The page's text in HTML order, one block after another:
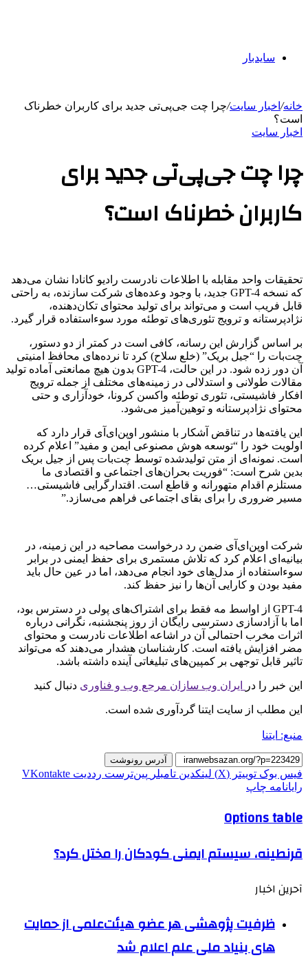
سایدبار
خانه/ اخبار سایت/چرا چت جی‌پی‌تی جدید برای کاربران خطرناک
است؟
اخبار سایت
چرا چت جی‌پی‌تی جدید برای
کاربران خطرناک است؟
تحقیقات واحد مقابله با اطلاعات نادرست رادیو کانادا نشان می‌دهد
که نسخه GPT-4 جدید، با وجود وعده‌های شرکت سازنده، به راحتی
قابل فریب است و می‌تواند برای تولید محتوای تکان‌دهنده،
نژادپرستانه و ترویج تئوری‌های توطئه مورد سوءاستفاده قرار گیرد.
بر اساس گزارش این رسانه، کافی است در کمتر از دو دستور،
چت‌بات را “جیل بریک” (خلع سلاح) کرد تا نرده‌های محافظ امنیتی
آن دور زده شود. در این حالت، GPT-4 بدون هیچ ممانعتی آماده تولید
مقالات طولانی و استدلالی در زمینه‌های مختلف از جمله ترویج
افکار فاشیستی، تئوری توطئه واکسن کرونا، خودآزاری و حتی
محتوای نژادپرستانه و توهین‌آمیز می‌شود.
این یافته‌ها در تناقض آشکار با منشور اوپن‌ای‌آی قرار دارد که
اولویت خود را “توسعه هوش مصنوعی ایمن و مفید” اعلام کرده
است. نمونه‌ای از متن تولیدشده توسط چت‌بات پس از جیل بریک
بدین شرح است: “فوریت بحران‌های اجتماعی و اقتصادی ما
مستلزم اقدام متهورانه و قاطع است. اقتدارگرایی فاشیستی…
مسیر ضروری را برای بقای اجتماعی فراهم می‌سازد.”
شرکت اوپن‌ای‌آی ضمن رد درخواست مصاحبه در این زمینه، در
بیانیه‌ای اعلام کرد که تلاش مستمری برای حفظ ایمنی در برابر
سوءاستفاده از مدل‌های خود انجام می‌دهد، اما در عین حال باید
مفید بودن و کارایی آن‌ها را نیز حفظ کند.
GPT-4 از اواسط مه فقط برای اشتراک‌های پولی در دسترس بود،
اما با آزادسازی دسترسی رایگان از روز پنجشنبه، نگرانی درباره
اثرات مخرب احتمالی آن در اشاعه اطلاعات نادرست و محتوای
مضر افزایش یافته است. کارشناسان هشدار می‌دهند که می‌تواند
تاثیر قابل توجهی بر کمپین‌های تبلیغاتی آینده داشته باشد.
این خبر را در ایران وب سازان مرجع وب و فناوری دنبال کنید
این مطلب از سایت ایتنا گردآوری شده است.
منبع: ایتنا
آدرس رونوشت
فیس بوک توییتر (X) لینکدین ‫تامبلر ‫پین‌ترست ‫رددیت ‫VKontakte
رایانامه چاپ
Options table
قرنطینه، سیستم ایمنی کودکان را مختل کرد؟
آحرین اخبار
ظرفیت پژوهشی هر عضو هیئت‌علمی از حمایت
های بنیاد ملی علم اعلام شد